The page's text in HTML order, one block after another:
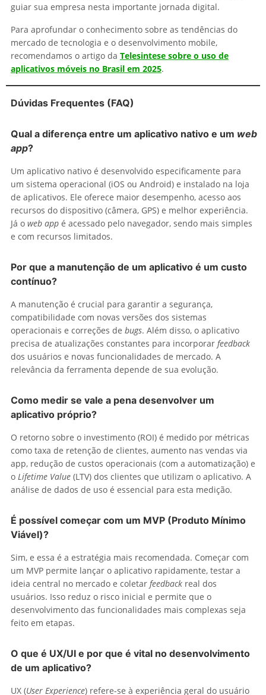
guiar sua empresa nesta importante jornada digital.
Para aprofundar o conhecimento sobre as tendências do
mercado de tecnologia e o desenvolvimento mobile,
recomendamos o artigo da Telesintese sobre o uso de
aplicativos móveis no Brasil em 2025.
Dúvidas Frequentes (FAQ)
Qual a diferença entre um aplicativo nativo e um web
app?
Um aplicativo nativo é desenvolvido especificamente para
um sistema operacional (iOS ou Android) e instalado na loja
de aplicativos. Ele oferece maior desempenho, acesso aos
recursos do dispositivo (câmera, GPS) e melhor experiência.
Já o web app é acessado pelo navegador, sendo mais simples
e com recursos limitados.
Por que a manutenção de um aplicativo é um custo
contínuo?
A manutenção é crucial para garantir a segurança,
compatibilidade com novas versões dos sistemas
operacionais e correções de bugs. Além disso, o aplicativo
precisa de atualizações constantes para incorporar feedback
dos usuários e novas funcionalidades de mercado. A
relevância da ferramenta depende de sua evolução.
Como medir se vale a pena desenvolver um
aplicativo próprio?
O retorno sobre o investimento (ROI) é medido por métricas
como taxa de retenção de clientes, aumento nas vendas via
app, redução de custos operacionais (com a automatização) e
o Lifetime Value (LTV) dos clientes que utilizam o aplicativo. A
análise de dados de uso é essencial para esta medição.
É possível começar com um MVP (Produto Mínimo
Viável)?
Sim, e essa é a estratégia mais recomendada. Começar com
um MVP permite lançar o aplicativo rapidamente, testar a
ideia central no mercado e coletar feedback real dos
usuários. Isso reduz o risco inicial e permite que o
desenvolvimento das funcionalidades mais complexas seja
feito em etapas.
O que é UX/UI e por que é vital no desenvolvimento
de um aplicativo?
UX (User Experience) refere-se à experiência geral do usuário